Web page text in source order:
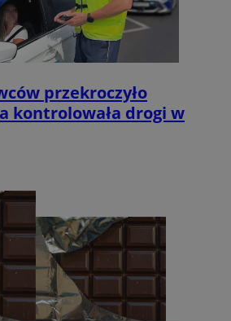
przekroczyło
kontrolowała drogi w